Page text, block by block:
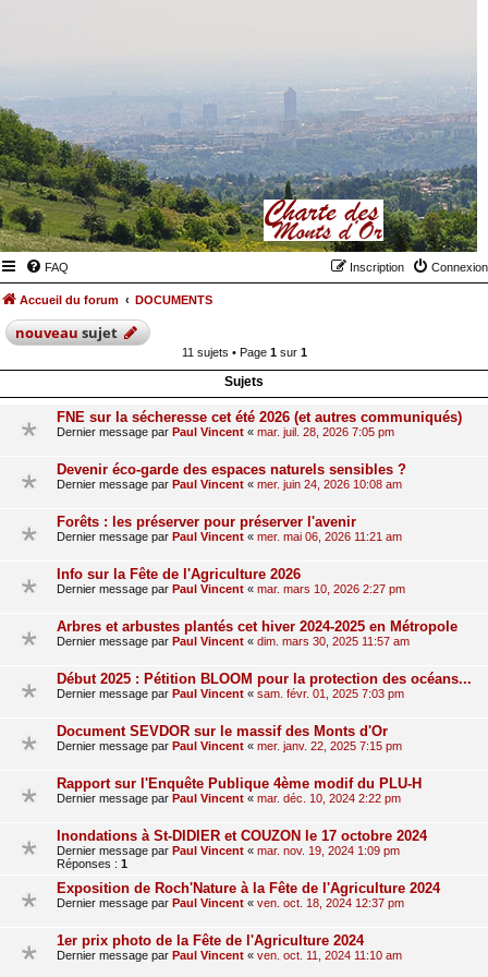
FAQ Connexion
Inscription
Accueil du forum DOCUMENTS
nouveausujet
11 sujets • Page 1sur 1
Sujets
FNE sur la sécheresse cet été 2026 (et autres communiqués)
Dernier message par Paul Vincent « mar. juil. 28, 2026 7:05 pm
Devenir éco-garde des espaces naturels sensibles ?
Dernier message par Paul Vincent « mer. juin 24, 2026 10:08 am
Forêts : les préserver pour préserver l'avenir
Dernier message par Paul Vincent « mer. mai 06, 2026 11:21 am
Info sur la Fête de l'Agriculture 2026
Dernier message par Paul Vincent « mar. mars 10, 2026 2:27 pm
Arbres et arbustes plantés cet hiver 2024-2025 en Métropole
Dernier message par Paul Vincent « dim. mars 30, 2025 11:57 am
Début 2025 : Pétition BLOOM pour la protection des océans...
Dernier message par Paul Vincent « sam. févr. 01, 2025 7:03 pm
Document SEVDOR sur le massif des Monts d'Or
Dernier message par Paul Vincent « mer. janv. 22, 2025 7:15 pm
Rapport sur l'Enquête Publique 4ème modif du PLU-H
Dernier message par Paul Vincent « mar. déc. 10, 2024 2:22 pm
Inondations à St-DIDIER et COUZON le 17 octobre 2024
Dernier message par Paul Vincent « mar. nov. 19, 2024 1:09 pm
Réponses : 1
Exposition de Roch'Nature à la Fête de l'Agriculture 2024
Dernier message par Paul Vincent « ven. oct. 18, 2024 12:37 pm
1er prix photo de la Fête de l'Agriculture 2024
Dernier message par Paul Vincent « ven. oct. 11, 2024 11:10 am